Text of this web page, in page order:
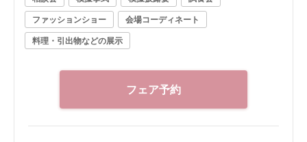
線で堪能しよう《ゲスト人数分の逗子駅往復タクシー
特典も有》
ファッションショー
会場コーディネート
料理・引出物などの展示
フェア予約